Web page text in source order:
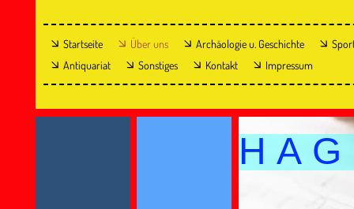
Startseite Über uns Archäologie u. Geschichte
Antiquariat
Sonstiges Kontakt Impressum
H A G